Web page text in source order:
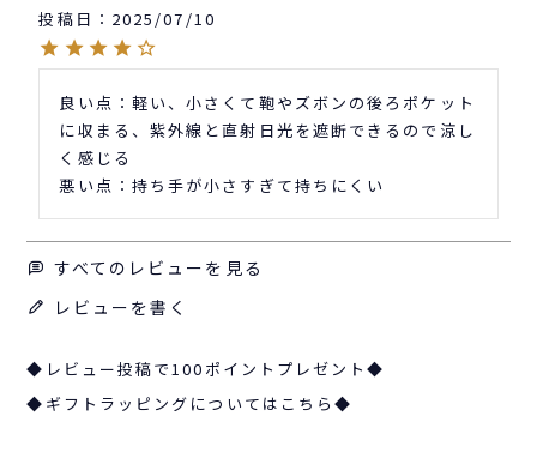
投稿日 2025/07/10
良い点：軽い、小さくて鞄やズボンの後ろポケット
に収まる、紫外線と直射日光を遮断できるので涼し
く感じる
悪い点：持ち手が小さすぎて持ちにくい
すべてのレビューを見る
レビューを書く
◆レビュー投稿で100ポイントプレゼント◆
◆ギフトラッピングについてはこちら◆